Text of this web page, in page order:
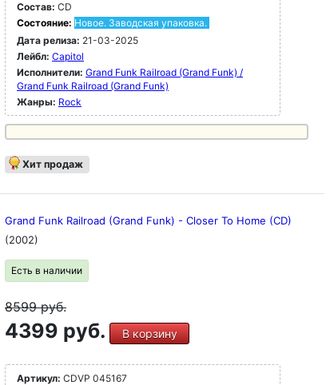
Состав: CD
Состояние: Новое. Заводская упаковка.
Дата релиза: 21-03-2025
Лейбл: Capitol
Исполнители: Grand Funk Railroad (Grand Funk) /
Grand Funk Railroad (Grand Funk)
Жанры: Rock
Хит продаж
Grand Funk Railroad (Grand Funk) - Closer To Home (CD)
(2002)
Есть в наличии
8599руб.
4399 руб. В корзину
Артикул: CDVP 045167